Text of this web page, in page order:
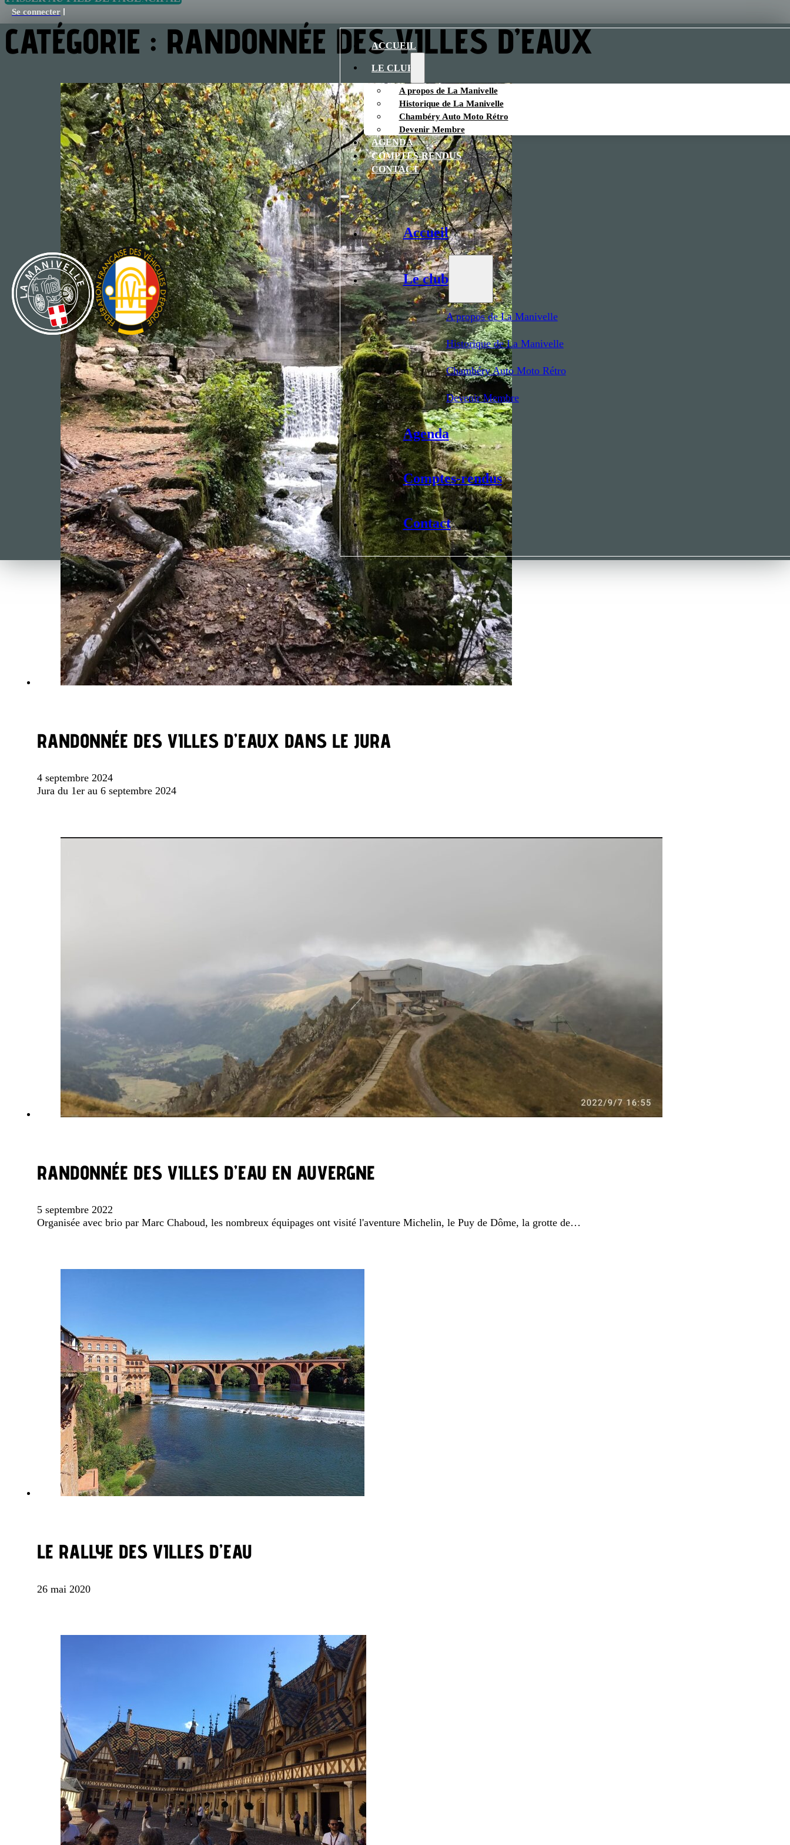
Se connecter
ACCUEIL
LE CLUB
A propos de La Manivelle
Historique de La Manivelle
Chambéry Auto Moto Rétro
Devenir Membre
AGENDA
COMPTES-RENDUS
CONTACT
Accueil
Le club
A propos de La Manivelle
Historique de La Manivelle
Chambéry Auto Moto Rétro
Devenir Membre
Agenda
Comptes-rendus
Contact
CATÉGORIE : RANDONNÉE DES VILLES D’EAUX
RANDONNÉE DES VILLES D’EAUX DANS LE JURA
4 septembre 2024
Jura du 1er au 6 septembre 2024
RANDONNÉE DES VILLES D’EAU EN AUVERGNE
5 septembre 2022
Organisée avec brio par Marc Chaboud, les nombreux équipages ont visité l'aventure Michelin, le Puy de Dôme, la grotte de…
LE RALLYE DES VILLES D’EAU
26 mai 2020